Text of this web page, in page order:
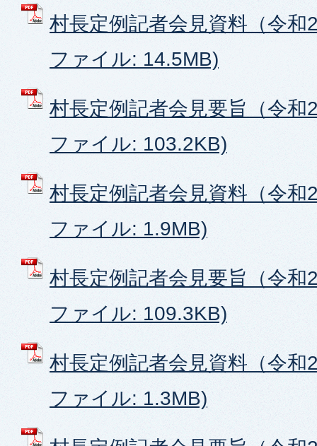
村長定例記者会見資料（令和
ファイル: 14.5MB)
村長定例記者会見要旨（令和
ファイル: 103.2KB)
村長定例記者会見資料（令和
ファイル: 1.9MB)
村長定例記者会見要旨（令和
ファイル: 109.3KB)
村長定例記者会見資料（令和
ファイル: 1.3MB)